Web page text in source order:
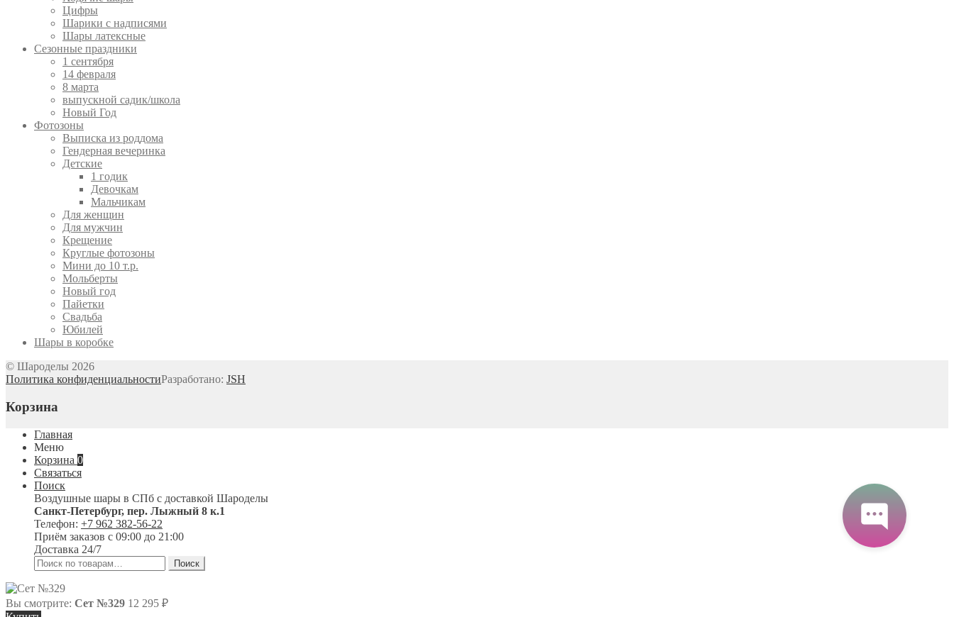
Цифры
Шарики с надписями
Шары латексные
Сезонные праздники
1 сентября
14 февраля
8 марта
выпускной садик/школа
Новый Год
Фотозоны
Выписка из роддома
Гендерная вечеринка
Детские
1 годик
Девочкам
Мальчикам
Для женщин
Для мужчин
Крещение
Круглые фотозоны
Мини до 10 т.р.
Мольберты
Новый год
Пайетки
Свадьба
Юбилей
Шары в коробке
© Шароделы 2026
Политика конфиденциальностиРазработано: JSH
Корзина
Главная
Меню
Корзина 0
Связаться
Поиск
Воздушные шары в СПб с доставкой Шароделы
Санкт-Петербург, пер. Лыжный 8 к.1
Телефон: +7 962 382-56-22
Приём заказов с 09:00 до 21:00
Доставка 24/7
Искать:
Поиск
Вы смотрите: Сет №329 12 295 ₽